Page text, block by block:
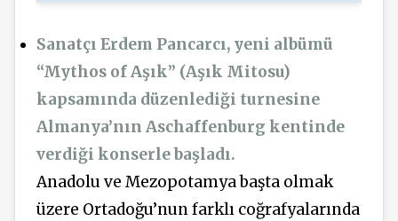
Sanatçı Erdem Pancarcı, yeni albümü
“Mythos of Aşık” (Aşık Mitosu)
kapsamında düzenlediği turnesine
Almanya’nın Aschaffenburg kentinde
verdiği konserle başladı.
Anadolu ve Mezopotamya başta olmak
üzere Ortadoğu’nun farklı coğrafyalarında